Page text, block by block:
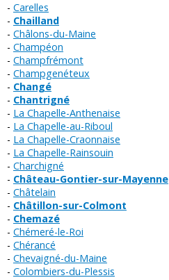
Carelles
Chailland
Châlons-du-Maine
Champéon
Champfrémont
Champgenéteux
Changé
Chantrigné
La Chapelle-Anthenaise
La Chapelle-au-Riboul
La Chapelle-Craonnaise
La Chapelle-Rainsouin
Charchigné
Château-Gontier-sur-Mayenne
Châtelain
Châtillon-sur-Colmont
Chemazé
Chémeré-le-Roi
Chérancé
Chevaigné-du-Maine
Colombiers-du-Plessis